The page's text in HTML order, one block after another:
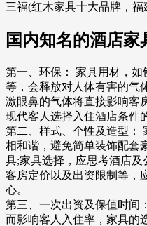
三福(红木家具十大品牌，福
国内知名的酒店家
第一、环保： 家具用材，
等，会释放对人体有害的气
激眼鼻的气体将直接影响客
现代客人选择入住酒店条件
第二、样式、个性及造型：
相和谐，避免简单装饰配套
具;家具选择，应思考酒店及
客房定价以及出资限制等，
心。
第三、一次出资及保值时间
而影响客人入住率，家具的